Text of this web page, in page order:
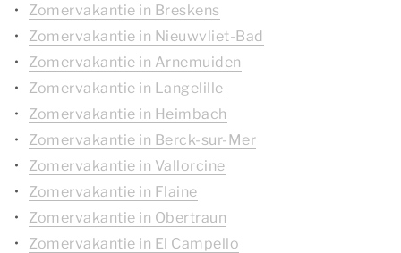
Zomervakantie in Breskens
Zomervakantie in Nieuwvliet-Bad
Zomervakantie in Arnemuiden
Zomervakantie in Langelille
Zomervakantie in Heimbach
Zomervakantie in Berck-sur-Mer
Zomervakantie in Vallorcine
Zomervakantie in Flaine
Zomervakantie in Obertraun
Zomervakantie in El Campello